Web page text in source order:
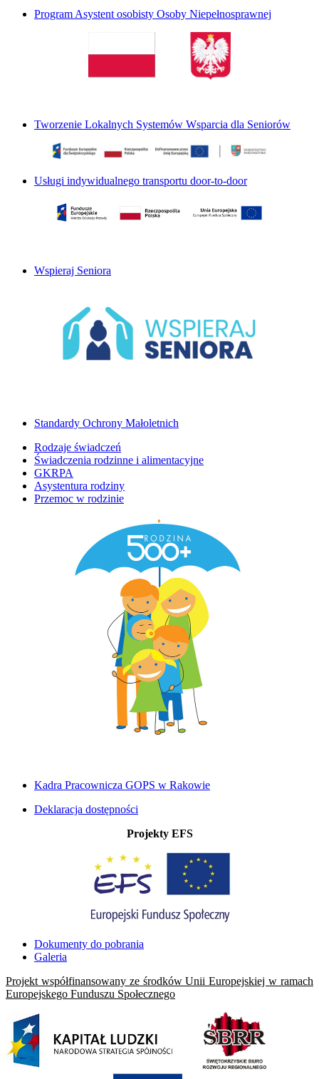
Program Asystent osobisty Osoby Niepełnosprawnej
Tworzenie Lokalnych Systemów Wsparcia dla Seniorów
Usługi indywidualnego transportu door-to-door
Wspieraj Seniora
Standardy Ochrony Małoletnich
Rodzaje świadczeń
Świadczenia rodzinne i alimentacyjne
GKRPA
Asystentura rodziny
Przemoc w rodzinie
Kadra Pracownicza GOPS w Rakowie
Deklaracja dostępności
Projekty EFS
Dokumenty do pobrania
Galeria
Projekt współfinansowany ze środków Unii Europejskiej w ramach
Europejskego Funduszu Społecznego